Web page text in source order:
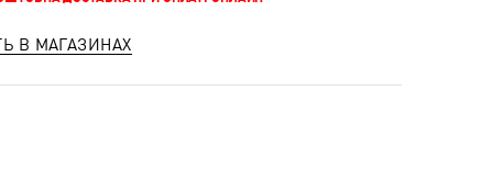
В МАГАЗИНАХ